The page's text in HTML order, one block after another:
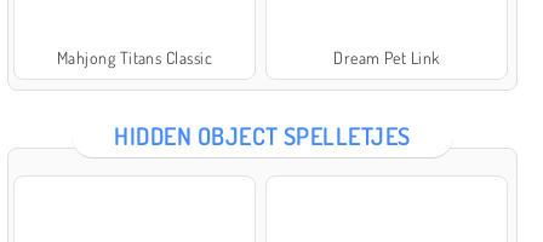
Mahjong Titans Classic Dream Pet Link
HIDDEN OBJECT SPELLETJES